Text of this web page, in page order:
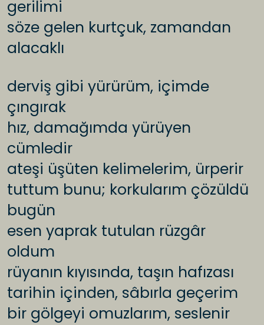
gerilimi
söze gelen kurtçuk, zamandan
alacaklı
derviş gibi yürürüm, içimde
çıngırak
hız, damağımda yürüyen
cümledir
ateşi üşüten kelimelerim, ürperir
tuttum bunu; korkularım çözüldü
bugün
esen yaprak tutulan rüzgâr
oldum
rüyanın kıyısında, taşın hafızası
tarihin içinden, sâbırla geçerim
bir gölgeyi omuzlarım, seslenir